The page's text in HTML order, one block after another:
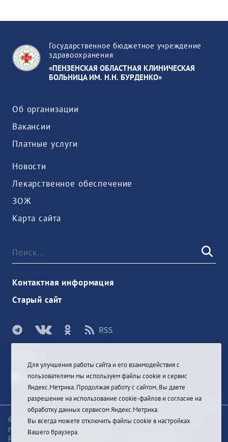
Государственное бюджетное учреждение
здравоохранения
«ПЕНЗЕНСКАЯ ОБЛАСТНАЯ КЛИНИЧЕСКАЯ
БОЛЬНИЦА ИМ. Н.Н. БУРДЕНКО»
Об организации
Вакансии
Платные услуги
Новости
Лекарственное обеспечение
ЗОЖ
Карта сайта
Контактная информация
Старый сайт
© При цитировании информации с сайта ссылка на
первоисточник обязательна
Разработка и техподдержка сайта
Для улучшения работы сайта и его взаимодействия с
пользователями мы используем файлы cookie и сервис
Яндекс.Метрика. Продолжая работу с сайтом, Вы даете
разрешение на использование cookie-файлов и согласие на
обработку данных сервисом Яндекс.Метрика.
Вы всегда можете отключить файлы cookie в настройках
Вашего браузера.